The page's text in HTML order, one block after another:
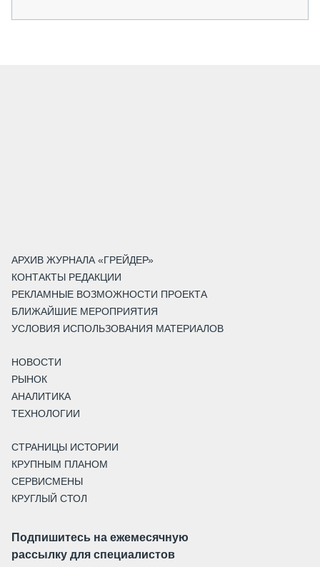
АРХИВ ЖУРНАЛА «ГРЕЙДЕР»
КОНТАКТЫ РЕДАКЦИИ
РЕКЛАМНЫЕ ВОЗМОЖНОСТИ ПРОЕКТА
БЛИЖАЙШИЕ МЕРОПРИЯТИЯ
УСЛОВИЯ ИСПОЛЬЗОВАНИЯ МАТЕРИАЛОВ
НОВОСТИ
РЫНОК
АНАЛИТИКА
ТЕХНОЛОГИИ
СТРАНИЦЫ ИСТОРИИ
КРУПНЫМ ПЛАНОМ
СЕРВИСМЕНЫ
КРУГЛЫЙ СТОЛ
Подпишитесь на ежемесячную
рассылку для специалистов